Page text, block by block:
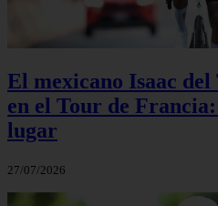
El mexicano Isaac
en el Tour de
lugar
27/07/2026